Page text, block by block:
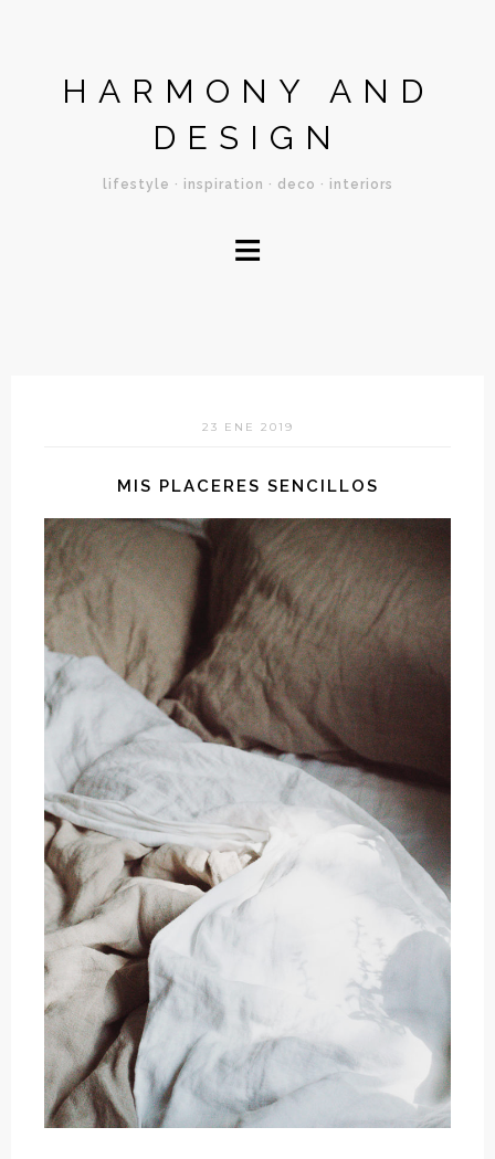
HARMONY AND
DESIGN
lifestyle · inspiration · deco · interiors
≡
23 ENE 2019
MIS PLACERES SENCILLOS